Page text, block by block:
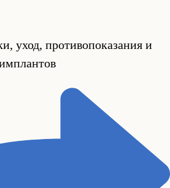
уход, противопоказания и